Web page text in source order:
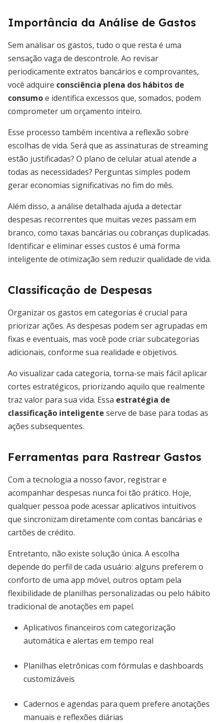
Importância da Análise de Gastos
Sem analisar os gastos, tudo o que resta é uma
sensação vaga de descontrole. Ao revisar
periodicamente extratos bancários e comprovantes,
você adquire consciência plena dos hábitos de
consumoe identifica excessos que, somados, podem
comprometer um orçamento inteiro.
Esse processo também incentiva a reflexão sobre
escolhas de vida. Será que as assinaturas de streaming
estão justificadas? O plano de celular atual atende a
todas as necessidades? Perguntas simples podem
gerar economias significativas no fim do mês.
Além disso, a análise detalhada ajuda a detectar
despesas recorrentes que muitas vezes passam em
branco, como taxas bancárias ou cobranças duplicadas.
Identificar e eliminar esses custos é uma forma
inteligente de otimização sem reduzir qualidade de vida.
Classificação de Despesas
Organizar os gastos em categorias é crucial para
priorizar ações. As despesas podem ser agrupadas em
fixas e eventuais, mas você pode criar subcategorias
adicionais, conforme sua realidade e objetivos.
Ao visualizar cada categoria, torna-se mais fácil aplicar
cortes estratégicos, priorizando aquilo que realmente
traz valor para sua vida. Essa estratégia de
classificação inteligente serve de base para todas as
ações subsequentes.
Ferramentas para Rastrear Gastos
Com a tecnologia a nosso favor, registrar e
acompanhar despesas nunca foi tão prático. Hoje,
qualquer pessoa pode acessar aplicativos intuitivos
que sincronizam diretamente com contas bancárias e
cartões de crédito.
Entretanto, não existe solução única. A escolha
depende do perfil de cada usuário: alguns preferem o
conforto de uma app móvel, outros optam pela
flexibilidade de planilhas personalizadas ou pelo hábito
tradicional de anotações em papel.
Aplicativos financeiros com categorização
automática e alertas em tempo real
Planilhas eletrônicas com fórmulas e dashboards
customizáveis
Cadernos e agendas para quem prefere anotações
manuais e reflexões diárias